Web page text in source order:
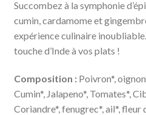
Succombez à la symphonie
cumin, cardamome et
expérience culinaire
touche d’Inde à vos plats !
Composition : Poivron*,
Cumin*, Jalapeno*, Tomates*,
Coriandre*, fenugrec*, ail*, fleur